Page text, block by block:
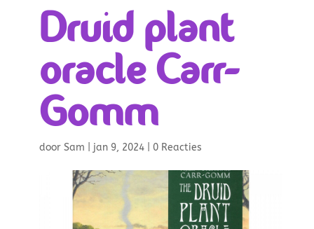
Druid plant
oracle Carr-
Gomm
door Sam jan 9, 2024| 0 Reacties